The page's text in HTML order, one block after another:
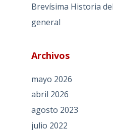
Brevísima Historia
general
Archivos
mayo 2026
abril 2026
agosto 2023
julio 2022